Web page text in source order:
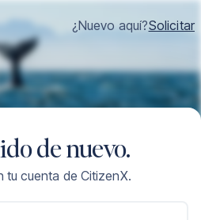
¿Nuevo aquí?Solicitar
de nuevo.
tu cuenta de CitizenX.